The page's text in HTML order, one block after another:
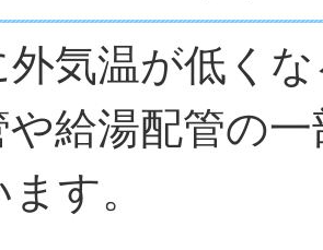
外気温が低く
や給湯配管の
す。